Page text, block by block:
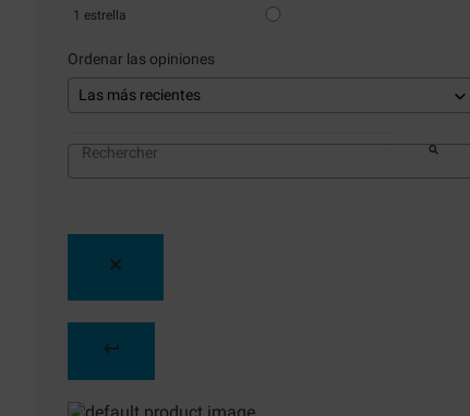
1 estrella
Ordenar las opiniones